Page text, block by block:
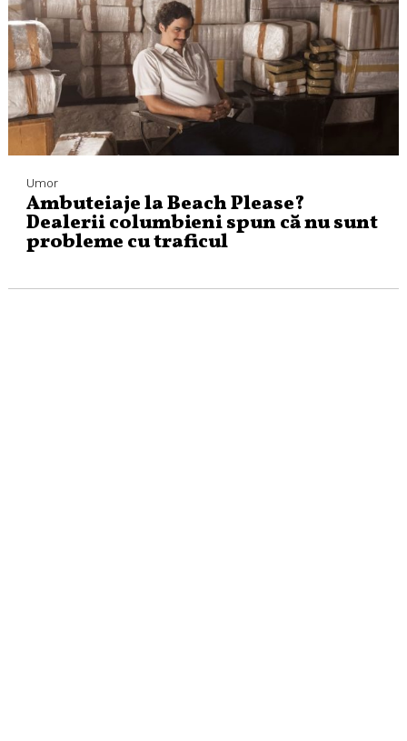
Umor
Ambuteiaje la Beach Please?
Dealerii columbieni spun că nu sunt
probleme cu traficul